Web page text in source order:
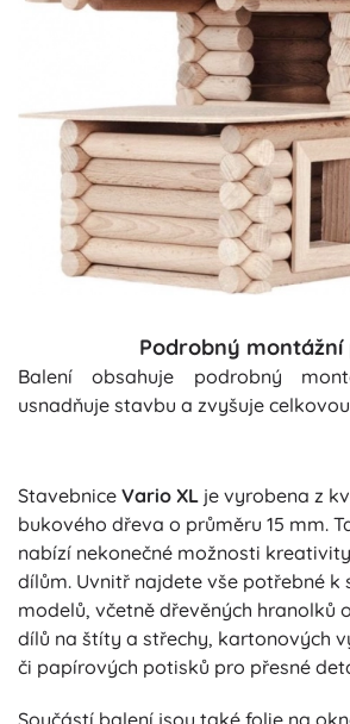
Podrobný montážní
Balení obsahuje podrobný
usnadňuje stavbu a zvyšuje
Stavebnice Vario XL je vyrobena z
bukového dřeva o průměru 15 mm.
nabízí nekonečné možnosti
dílům. Uvnitř najdete vše potřebné k
modelů, včetně dřevěných hranolků
dílů na štíty a střechy, kartonových
či papírových potisků pro přesné